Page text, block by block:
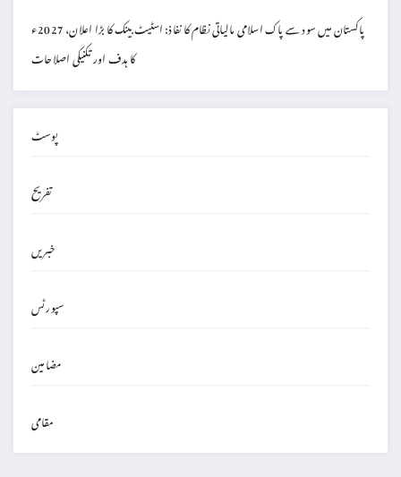
پاکستان میں سود سے پاک اسلامی مالیاتی نظام کا نفاذ: اسٹیٹ بینک کا بڑا اعلان، 2027ء
کا ہدف اور تکنیکی اصلاحات
پوسٹ
تفریح
خبریں
سپورٹس
مضامین
مقامی